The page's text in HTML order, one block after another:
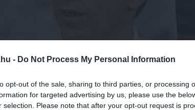
- Do Not Process My Personal Information
opt-out of the sale, sharing to third parties, or processing
for targeted advertising by us, please use the
selection. Please note that after your opt-out request is